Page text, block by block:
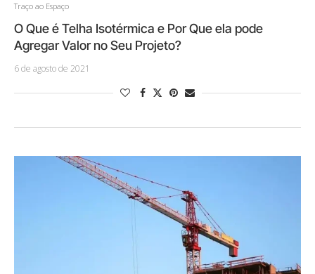
Traço ao Espaço
O Que é Telha Isotérmica e Por Que ela pode
Agregar Valor no Seu Projeto?
6 de agosto de 2021